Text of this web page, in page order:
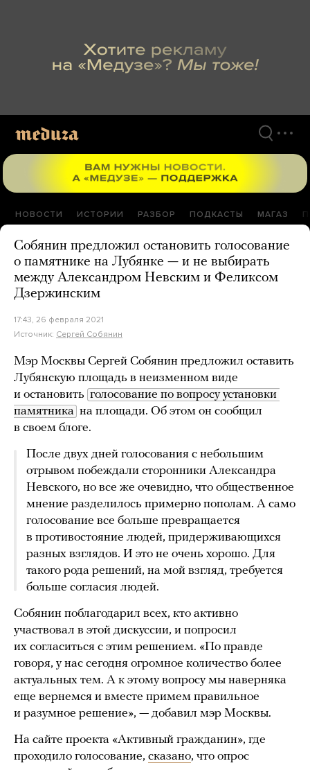
НОВОСТИ ИСТОРИИ РАЗБОР ПОДКАСТЫ МАГАЗ
Собянин предложил остановить голосование
о памятнике на Лубянке — и не выбирать
между Александром Невским и Феликсом
Дзержинским
17:43, 26 февраля 2021
Источник: Сергей Собянин
Мэр Москвы Сергей Собянин предложил оставить
Лубянскую площадь в неизменном виде
и остановить голосование по вопросу установки
памятника на площади. Об этом он сообщил
в своем блоге.
После двух дней голосования с небольшим
отрывом побеждали сторонники Александра
Невского, но все же очевидно, что общественное
мнение разделилось примерно пополам. А само
голосование все больше превращается
в противостояние людей, придерживающихся
разных взглядов. И это не очень хорошо. Для
такого рода решений, на мой взгляд, требуется
больше согласия людей.
Собянин поблагодарил всех, кто активно
участвовал в этой дискуссии, и попросил
их согласиться с этим решением. «По правде
говоря, у нас сегодня огромное количество более
актуальных тем. А к этому вопросу мы наверняка
еще вернемся и вместе примем правильное
и разумное решение», — добавил мэр Москвы.
На сайте проекта «Активный гражданин», где
проходило голосование, сказано, что опрос